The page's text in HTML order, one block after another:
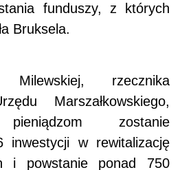
funduszy, z których
Bruksela.
rzecznika
Marszałkowskiego,
zostanie
inwestycji w rewitalizację
i powstanie ponad 750